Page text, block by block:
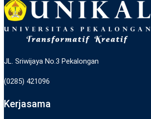
JL. Sriwijaya No.3 Pekalongan
(0285) 421096
Kerjasama